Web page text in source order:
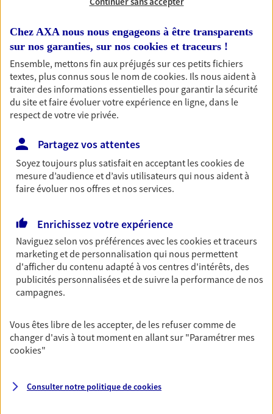
Découvrir l'offre Habitation
OBTENIR UN TARIF EN LIGNE
Garantie Accidents de la Vie
Bricoleuse, féru de jardinage, pâtissier en herbe
ou grande lectrice… personne n'est à l'abri d'un
accident du quotidien. Avec Ma Protection
Accident, protégez votre qualité de vie et vos
revenus.
Découvrir l'offre Garantie Accidents de la Vie
OBTENIR UN TARIF EN LIGNE
Multirisque Entreprise
Gagnez en simplicité et en sérénité avec votre
assurance multirisque entreprise. Un contrat
unique pour protéger vos locaux, matériels pro,
équipements et stocks… sans oublier votre
Découvrir l'offre Multirisque Entreprise
Chez AXA nous nous engageons à être transparents
sur nos garanties, sur nos cookies et traceurs !
Ensemble, mettons fin aux préjugés sur ces petits fichiers
textes, plus connus sous le nom decookies. Ils nous aident à
traiter des informations essentielles pour garantir la sécurité
du site et faire évoluer votre expérience en ligne, dans le
respect de votre vie privée.
Partagez vos attentes
Soyez toujours plus satisfait en acceptant lescookiesde
mesure d’audience et d’avis utilisateurs qui nous aident à
faire évoluer nos offres et nos services.
Enrichissez votre expérience
Naviguez selon vos préférences avec lescookies et traceurs
marketing et de personnalisation qui nous permettent
d'afficher du contenu adapté à vos centres d'intérêts, des
publicités personnalisées et de suivre la performance de nos
campagnes.
Vous êtes libre de les accepter, de les refuser comme de
changer d'avis à tout moment en allant sur "Paramétrer mes
cookies"
Consulter notre politique decookies